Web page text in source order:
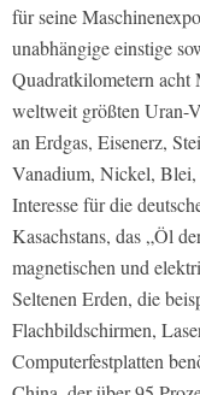
für seine
unabhängige einstige
Quadratkilometern acht
weltweit größten Uran-
an Erdgas, Eisenerz,
Vanadium, Nickel,
Interesse für die
Kasachstans, das „Öl
magnetischen und
Seltenen Erden, die
Flachbildschirmen,
Computerfestplatten